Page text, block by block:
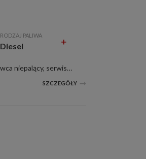
RODZAJ PALIWA
Diesel
2231 ccm, diesel turbo, błękit metalik, bez wypadku, kierowca niepalący, serwisowany, zarejestr., ABS, alarm, alum. felgi, c. zamek, czujnik deszczu, el. otw. szyby, el. reg. lusterka, ESP, immobilizer, klimatyzacja, komputer pokł., nawigacja, pod....
SZCZEGÓŁY